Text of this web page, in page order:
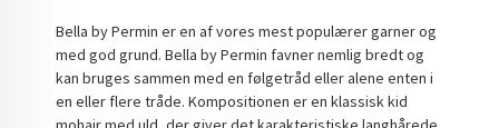
Bella by Permin er en af vores mest populærer garner og
med god grund. Bella by Permin favner nemlig bredt og
kan bruges sammen med en følgetråd eller alene enten i
en eller flere tråde. Kompositionen er en klassisk kid